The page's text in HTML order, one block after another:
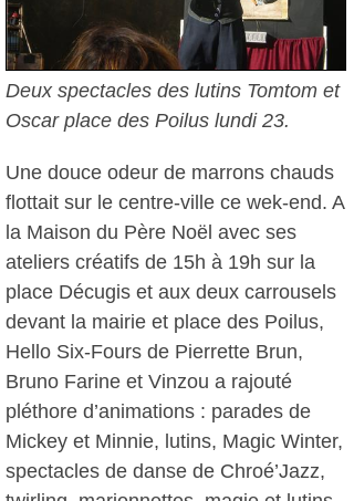
Deux spectacles des lutins Tomtom et
Oscar place des Poilus lundi 23.
Une douce odeur de marrons chauds
flottait sur le centre-ville ce wek-end. A
la Maison du Père Noël avec ses
ateliers créatifs de 15h à 19h sur la
place Décugis et aux deux carrousels
devant la mairie et place des Poilus,
Hello Six-Fours de Pierrette Brun,
Bruno Farine et Vinzou a rajouté
pléthore d’animations : parades de
Mickey et Minnie, lutins, Magic Winter,
spectacles de danse de Chroé’Jazz,